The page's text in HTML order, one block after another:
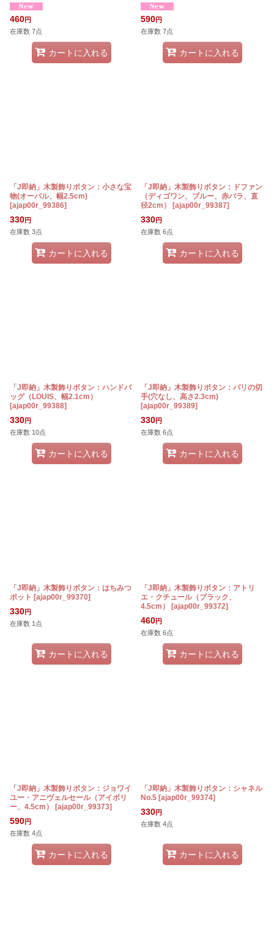
460円
在庫数 7点
カートに入れる
590円
在庫数 7点
カートに入れる
「J即納」木製飾りボタン：小さな宝
物(オーバル、幅2.5cm)
[ajap00r_99386]
330円
在庫数 3点
カートに入れる
「J即納」木製飾りボタン：ドファン
（ディゴワン、ブルー、赤バラ、直
径2cm）
[ajap00r_99387]
330円
在庫数 6点
カートに入れる
「J即納」木製飾りボタン：ハンドバ
ッグ（LOUIS、幅2.1cm）
[ajap00r_99388]
330円
在庫数 10点
カートに入れる
「J即納」木製飾りボタン：パリの切
手(穴なし、高さ2.3cm)
[ajap00r_99389]
330円
在庫数 6点
カートに入れる
「J即納」木製飾りボタン：はちみつ
ポット [ajap00r_99370]
330円
在庫数 1点
カートに入れる
「J即納」木製飾りボタン：アトリ
エ・クチュール（ブラック、
4.5cm）
[ajap00r_99372]
460円
在庫数 6点
カートに入れる
「J即納」木製飾りボタン：ジョワイ
ユー・アニヴェルセール（アイボリ
ー、4.5cm）
[ajap00r_99373]
590円
在庫数 4点
カートに入れる
「J即納」木製飾りボタン：シャネル
No.5 [ajap00r_99374]
330円
在庫数 4点
カートに入れる